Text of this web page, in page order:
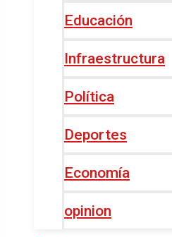
Educación
Infraestructura
Política
Deportes
Economía
opinion